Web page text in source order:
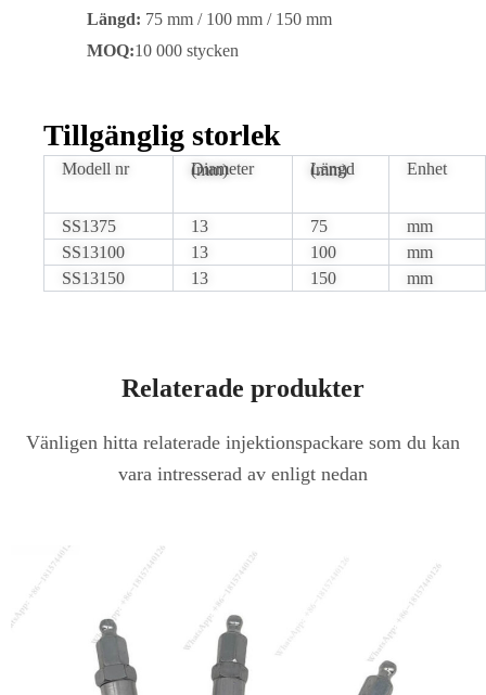
Längd: 75 mm / 100 mm / 150 mm
MOQ:10 000 stycken
Tillgänglig storlek
Modell nr Diameter (mm) Längd (mm) Enhet
SS1375 13 75
mm
SS13100
13 100
mm
SS13150
13 150 mm
Relaterade produkter
Vänligen hitta relaterade injektionspackare som du kan
vara intresserad av enligt nedan